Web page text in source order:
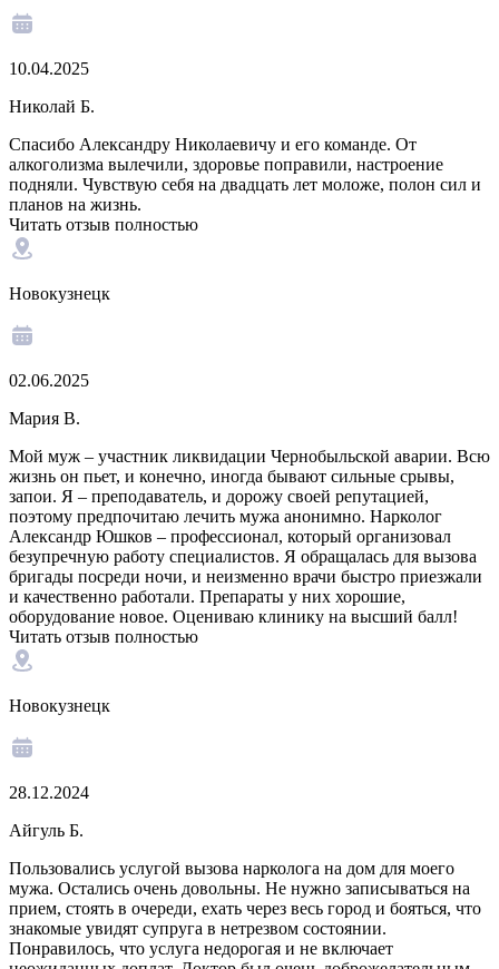
10.04.2025
Николай Б.
Спасибо Александру Николаевичу и его команде. От
алкоголизма вылечили, здоровье поправили, настроение
подняли. Чувствую себя на двадцать лет моложе, полон сил и
планов на жизнь.
Читать отзыв полностью
Новокузнецк
02.06.2025
Мария В.
Мой муж – участник ликвидации Чернобыльской аварии. Всю
жизнь он пьет, и конечно, иногда бывают сильные срывы,
запои. Я – преподаватель, и дорожу своей репутацией,
поэтому предпочитаю лечить мужа анонимно. Нарколог
Александр Юшков – профессионал, который организовал
безупречную работу специалистов. Я обращалась для вызова
бригады посреди ночи, и неизменно врачи быстро приезжали
и качественно работали. Препараты у них хорошие,
оборудование новое. Оцениваю клинику на высший балл!
Читать отзыв полностью
Новокузнецк
28.12.2024
Айгуль Б.
Пользовались услугой вызова нарколога на дом для моего
мужа. Остались очень довольны. Не нужно записываться на
прием, стоять в очереди, ехать через весь город и бояться, что
знакомые увидят супруга в нетрезвом состоянии.
Понравилось, что услуга недорогая и не включает